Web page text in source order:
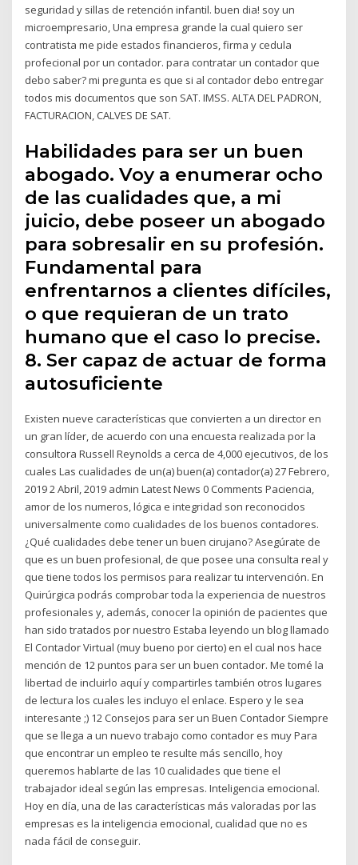
seguridad y sillas de retención infantil. buen dia! soy un
microempresario, Una empresa grande la cual quiero ser
contratista me pide estados financieros, firma y cedula
profecional por un contador. para contratar un contador que
debo saber? mi pregunta es que si al contador debo entregar
todos mis documentos que son SAT. IMSS. ALTA DEL PADRON,
FACTURACION, CALVES DE SAT.
Habilidades para ser un buen
abogado. Voy a enumerar ocho
de las cualidades que, a mi
juicio, debe poseer un abogado
para sobresalir en su profesión.
Fundamental para
enfrentarnos a clientes difíciles,
o que requieran de un trato
humano que el caso lo precise.
8. Ser capaz de actuar de forma
autosuficiente
Existen nueve características que convierten a un director en
un gran líder, de acuerdo con una encuesta realizada por la
consultora Russell Reynolds a cerca de 4,000 ejecutivos, de los
cuales Las cualidades de un(a) buen(a) contador(a) 27 Febrero,
2019 2 Abril, 2019 admin Latest News 0 Comments Paciencia,
amor de los numeros, lógica e integridad son reconocidos
universalmente como cualidades de los buenos contadores.
¿Qué cualidades debe tener un buen cirujano? Asegúrate de
que es un buen profesional, de que posee una consulta real y
que tiene todos los permisos para realizar tu intervención. En
Quirúrgica podrás comprobar toda la experiencia de nuestros
profesionales y, además, conocer la opinión de pacientes que
han sido tratados por nuestro Estaba leyendo un blog llamado
El Contador Virtual (muy bueno por cierto) en el cual nos hace
mención de 12 puntos para ser un buen contador. Me tomé la
libertad de incluirlo aquí y compartirles también otros lugares
de lectura los cuales les incluyo el enlace. Espero y le sea
interesante ;) 12 Consejos para ser un Buen Contador Siempre
que se llega a un nuevo trabajo como contador es muy Para
que encontrar un empleo te resulte más sencillo, hoy
queremos hablarte de las 10 cualidades que tiene el
trabajador ideal según las empresas. Inteligencia emocional.
Hoy en día, una de las características más valoradas por las
empresas es la inteligencia emocional, cualidad que no es
nada fácil de conseguir.